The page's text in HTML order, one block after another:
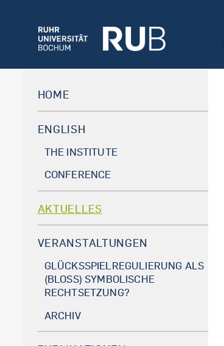
HOME
ENGLISH
THE INSTITUTE
CONFERENCE
AKTUELLES
VERANSTALTUNGEN
GLÜCKSSPIELREGULIERUNG ALS
(BLOSS) SYMBOLISCHE R
ECHTSETZUNG?
ARCHIV